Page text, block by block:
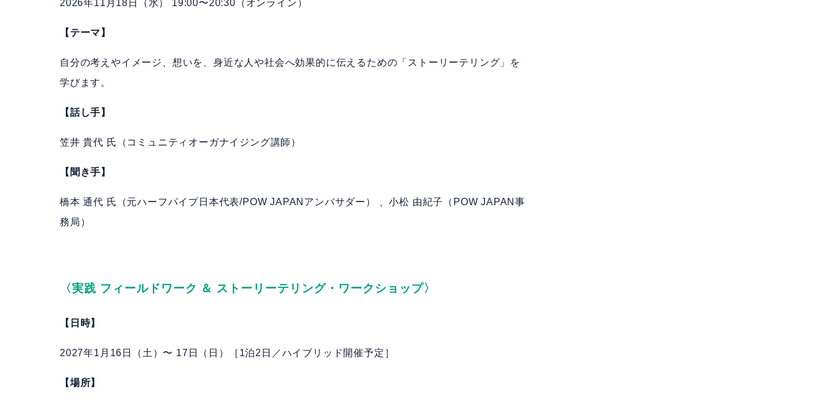
2026年11月18日（水） 19:00〜20:30（オンライン）
【テーマ】
自分の考えやイメージ、想いを、身近な人や社会へ効果的に伝えるための「ストーリーテリング」を
学びます。
【話し手】
笠井 貴代 氏（コミュニティオーガナイジング講師）
【聞き手】
橋本 通代 氏（元ハーフパイプ日本代表/POW JAPANアンバサダー） 、小松 由紀子（POW JAPAN事
務局）
〈実践 フィールドワーク ＆ ストーリーテリング・ワークショップ〉
【日時】
2027年1月16日（土）〜 17日（日）［1泊2日／ハイブリッド開催予定］
【場所】